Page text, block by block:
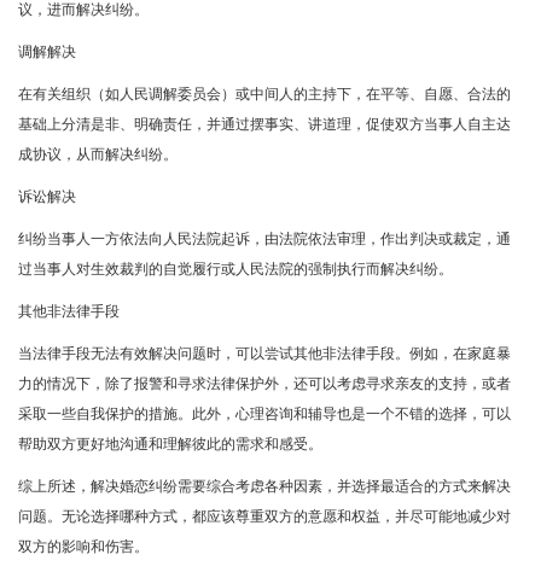
议，进而解决纠纷。
调解解决
在有关组织（如人民调解委员会）或中间人的主持下，在平等、自愿、合法的
基础上分清是非、明确责任，并通过摆事实、讲道理，促使双方当事人自主达
成协议，从而解决纠纷。
诉讼解决
纠纷当事人一方依法向人民法院起诉，由法院依法审理，作出判决或裁定，通
过当事人对生效裁判的自觉履行或人民法院的强制执行而解决纠纷。
其他非法律手段
当法律手段无法有效解决问题时，可以尝试其他非法律手段。例如，在家庭暴
力的情况下，除了报警和寻求法律保护外，还可以考虑寻求亲友的支持，或者
采取一些自我保护的措施。此外，心理咨询和辅导也是一个不错的选择，可以
帮助双方更好地沟通和理解彼此的需求和感受。
综上所述，解决婚恋纠纷需要综合考虑各种因素，并选择最适合的方式来解决
问题。无论选择哪种方式，都应该尊重双方的意愿和权益，并尽可能地减少对
双方的影响和伤害。